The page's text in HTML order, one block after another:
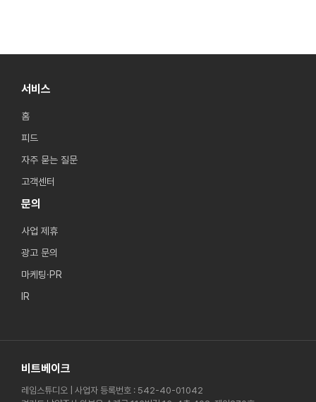
서비스
홈
피드
자주 묻는 질문
고객센터
문의
사업 제휴
광고 문의
마케팅·PR
IR
비트베이크
레임스튜디오 | 사업자 등록번호 : 542-40-01042